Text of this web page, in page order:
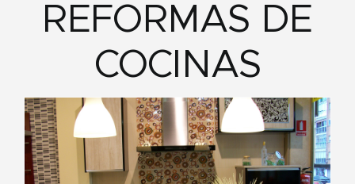
REFORMAS DE
COCINAS